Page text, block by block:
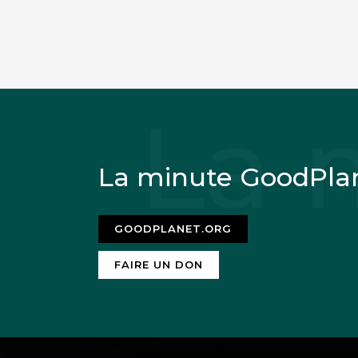
La minute
GOODPLANET.ORG
FAIRE UN DON